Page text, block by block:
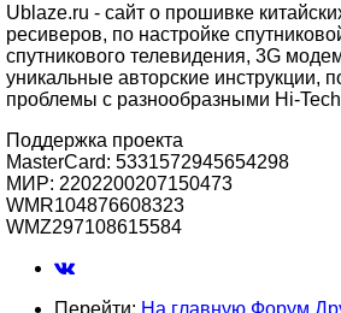
Ublaze.ru - сайт о прошивке
ресиверов, по настройке
спутникового телевидения, 3G
уникальные авторские инструкции,
проблемы с разнообразными Hi-
Поддержка проекта
MasterCard: 5331572945654298
МИР: 2202200207150473
WMR104876608323
WMZ297108615584
Перейти: На главную Форум